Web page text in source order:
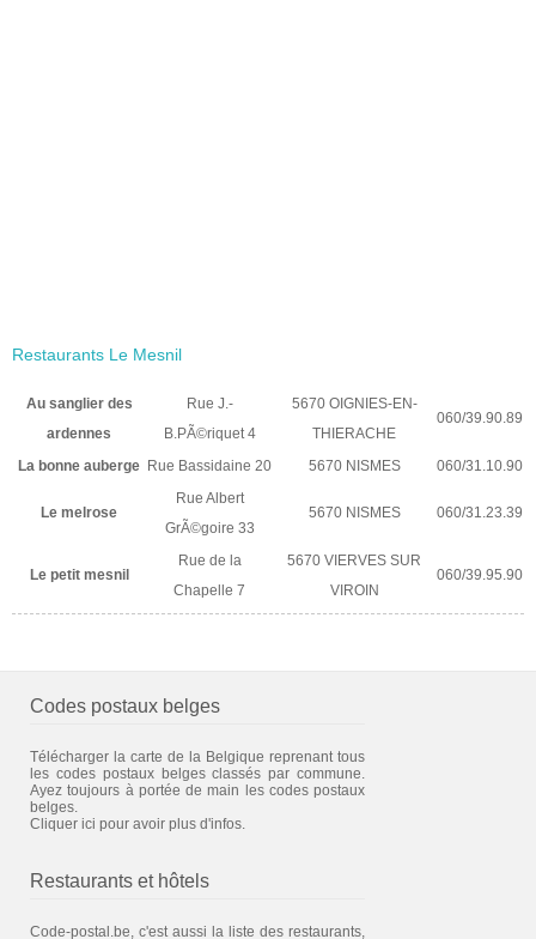
Restaurants Le Mesnil
Au sanglier des
ardennes
Rue J.-
B.PÃ©riquet 4
5670 OIGNIES-EN-
THIERACHE
060/39.90.89
La bonne auberge Rue Bassidaine 20 5670 NISMES 060/31.10.90
Le melrose
Rue Albert
GrÃ©goire 33
5670 NISMES 060/31.23.39
Le petit mesnil
Rue de la
Chapelle 7
5670 VIERVES SUR
VIROIN
060/39.95.90
Codes postaux belges
Télécharger la carte de la Belgique reprenant tous
les codes postaux belges classés par commune.
Ayez toujours à portée de main les codes postaux
belges.
Cliquer ici pour avoir plus d'infos.
Restaurants et hôtels
Code-postal.be, c'est aussi la liste des restaurants,